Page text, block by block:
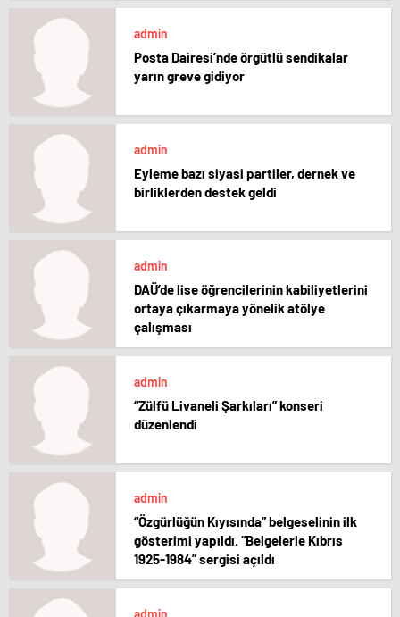
admin
Posta Dairesi’nde örgütlü sendikalar
yarın greve gidiyor
admin
Eyleme bazı siyasi partiler, dernek ve
birliklerden destek geldi
admin
DAÜ’de lise öğrencilerinin kabiliyetlerini
ortaya çıkarmaya yönelik atölye
çalışması
admin
“Zülfü Livaneli Şarkıları” konseri
düzenlendi
admin
“Özgürlüğün Kıyısında” belgeselinin ilk
gösterimi yapıldı. “Belgelerle Kıbrıs
1925-1984” sergisi açıldı
admin